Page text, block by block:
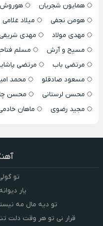
همایون شجریان
هوروش
هومن نجفی
میلاد غلامی
مهدی مولاد
مهدی
مسیح و آرش
مسلم
مرتضی باب
مرتضی
مسعود صادقلو
محمد
محسن لرستانی
محسن
مجید رضوی
ماهان
تو
یار
تو دیه مال مه
قرار نی تو هر وقت دلت